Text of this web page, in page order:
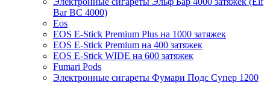
Bar BC 4000)
Eos
EOS E-Stick Premium Plus на 1000 затяжек
EOS E-Stick Premium на 400 затяжек
EOS E-Stick WIDE на 600 затяжек
Fumari Pods
Электронные сигареты Фумари Подс Супер 1200